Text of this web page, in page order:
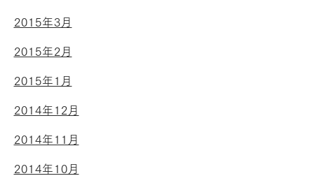
2015年3月
2015年2月
2015年1月
2014年12月
2014年11月
2014年10月